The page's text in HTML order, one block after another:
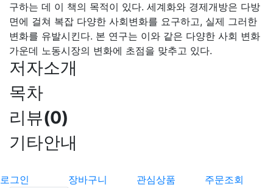
구하는 데 이 책의 목적이 있다. 세계화와 경제개방은 다방
면에 걸쳐 복잡 다양한 사회변화를 요구하고, 실제 그러한
변화를 유발시킨다. 본 연구는 이와 같은 다양한 사회 변화
가운데 노동시장의 변화에 초점을 맞추고 있다.
저자소개
목차
리뷰(0)
기타안내
로그인 장바구니 관심상품
주문조회